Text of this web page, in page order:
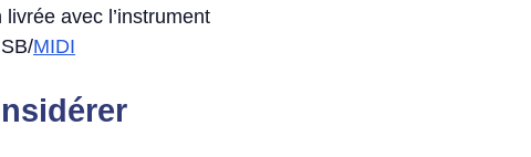
avec l’instrument
MIDI